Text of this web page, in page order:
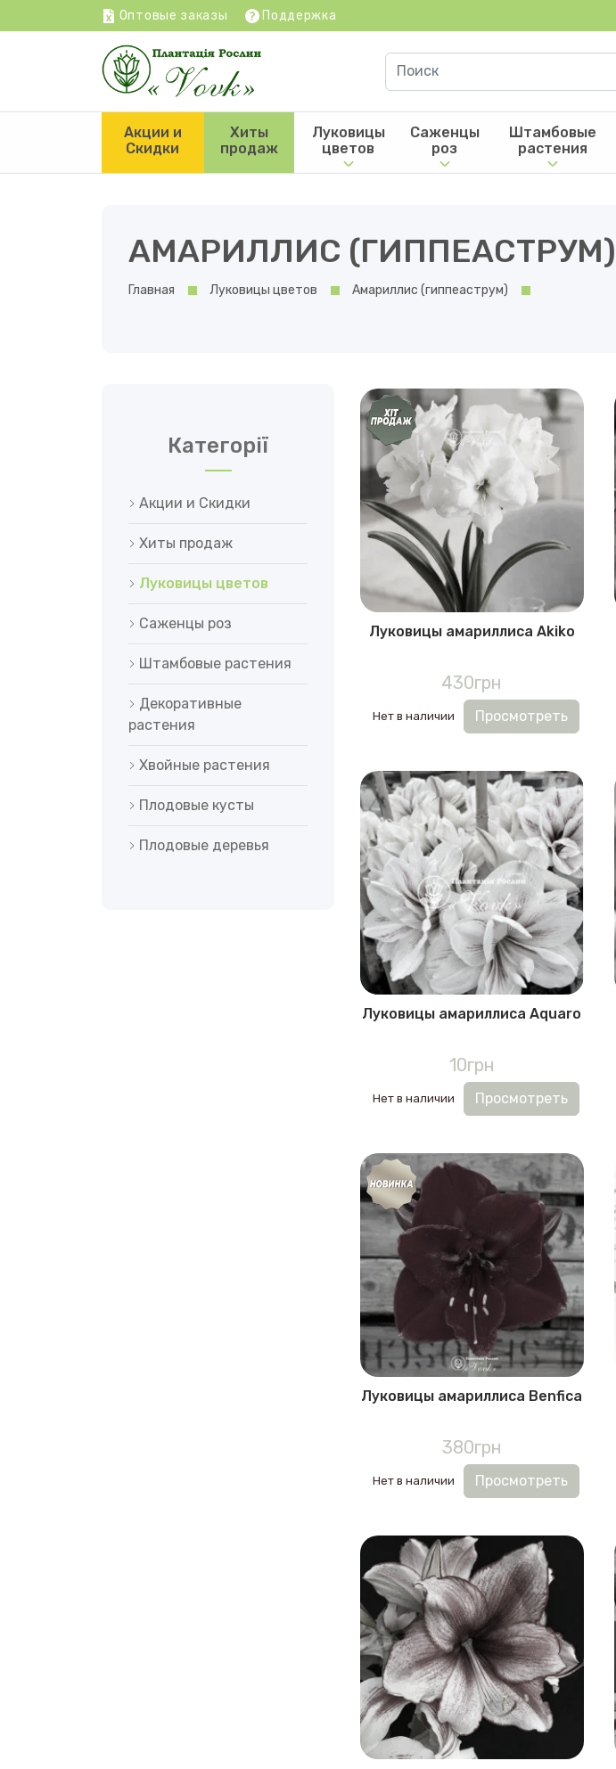
Оптовые заказы Поддержка
Акции и
Скидки
Хиты
продаж
Луковицы
цветов
Саженцы
роз
Штамбовые
растения
АМАРИЛЛИС (ГИППЕАСТРУМ)
Главная Луковицы цветов Амариллис (гиппеаструм)
Категорії
Акции и Скидки
Хиты продаж
Луковицы цветов
Саженцы роз
Штамбовые растения
Декоративные
растения
Хвойные растения
Плодовые кусты
Плодовые деревья
Луковицы амариллиса Akiko
430грн
Нет в наличии Просмотреть
Луковицы амариллиса Aquaro
10грн
Нет в наличии Просмотреть
Луковицы амариллиса Benfica
380грн
Нет в наличии Просмотреть